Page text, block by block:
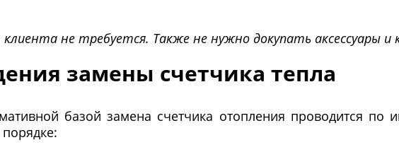
не требуется. Также не нужно докупать аксессуары
замены счетчика тепла
базой замена счетчика отопления проводится по